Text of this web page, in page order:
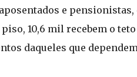
e
10,6 mil recebem o
daqueles que